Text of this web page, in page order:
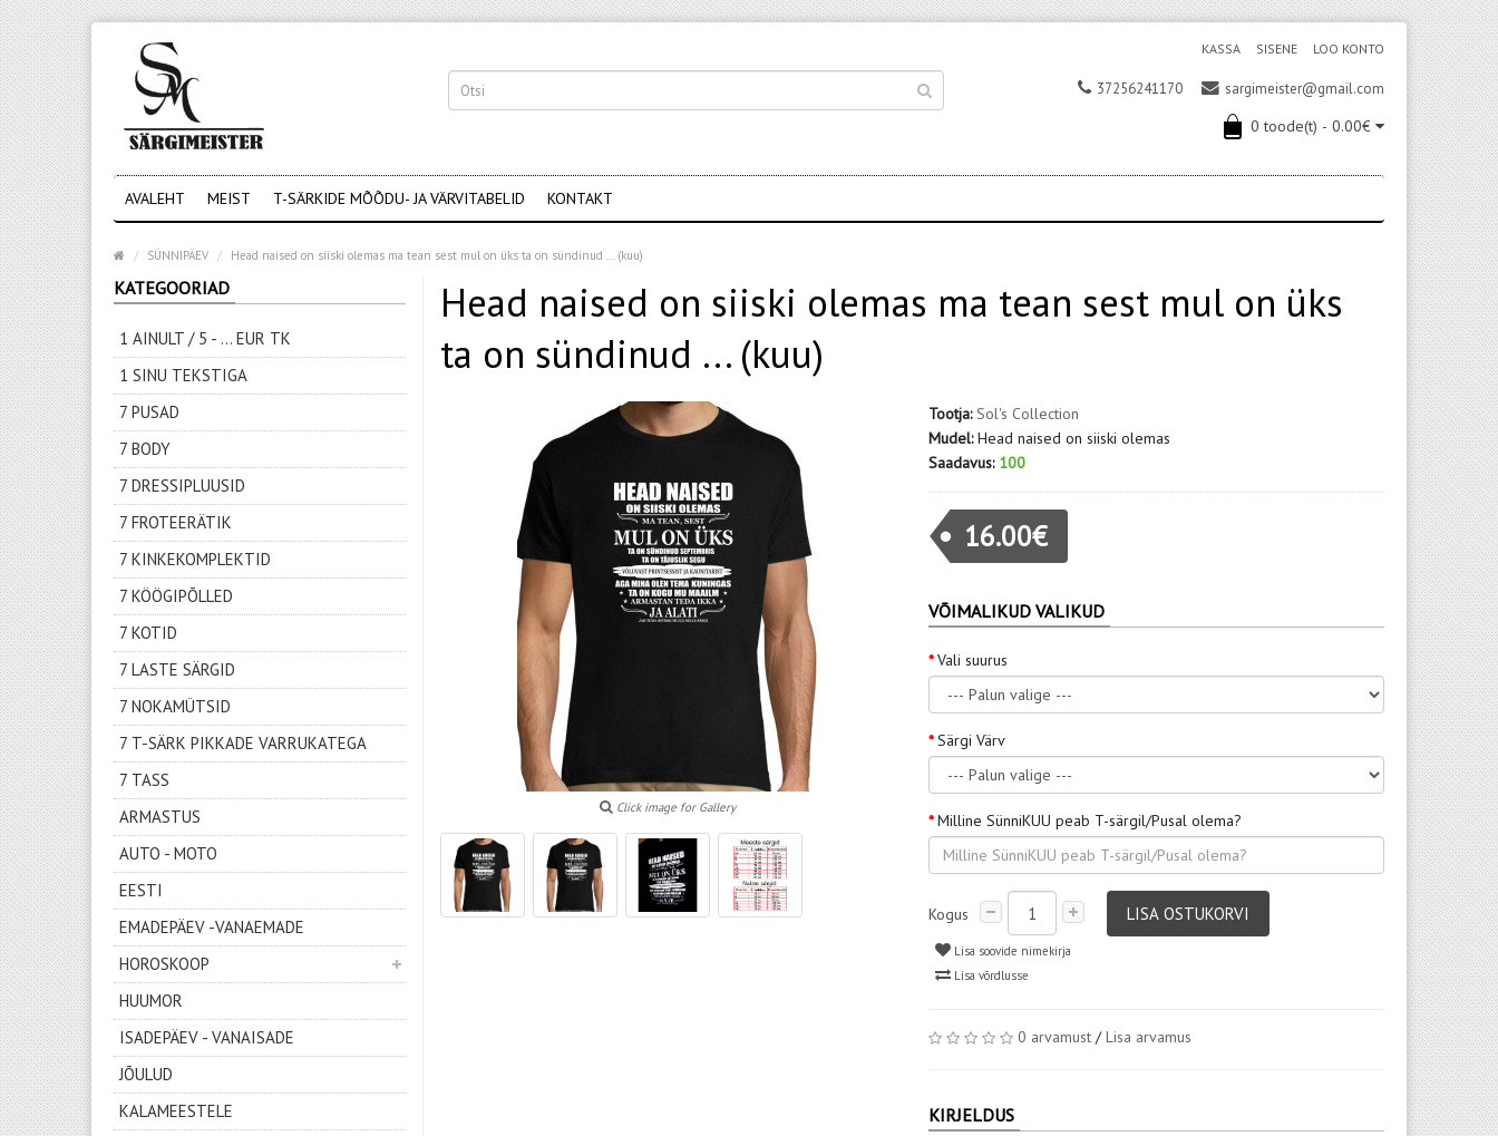
SISENE LOO KONTO
KASSA
37256241170 sargimeister@gmail.com
0 toode(t) - 0.00€
AVALEHT MEIST T-SÄRKIDE MÕÕDU- JA VÄRVITABELID KONTAKT
SÜNNIPÄEV Head naised on siiski olemas ma tean sest mul on üks ta on sündinud ... (kuu)
KATEGOORIAD
1 AINULT / 5 - ... EUR TK
1 SINU TEKSTIGA
7 PUSAD
7 BODY
7 DRESSIPLUUSID
7 FROTEERÄTIK
7 KINKEKOMPLEKTID
7 KÖÖGIPÕLLED
7 KOTID
7 LASTE SÄRGID
7 NOKAMÜTSID
7 T-SÄRK PIKKADE VARRUKATEGA
7 TASS
ARMASTUS
AUTO - MOTO
EESTI
EMADEPÄEV -VANAEMADE
HOROSKOOP
HUUMOR
ISADEPÄEV - VANAISADE
JÕULUD
KALAMEESTELE
Head naised on siiski olemas ma tean sest mul on üks
ta on sündinud ... (kuu)
Click image for Gallery
Tootja: Sol's Collection
Mudel: Head naised on siiski olemas
Saadavus: 100
16.00€
VÕIMALIKUD VALIKUD
Vali suurus
Särgi Värv
Milline SünniKUU peab T-särgil/Pusal olema?
Kogus LISA OSTUKORVI
Lisa soovide nimekirja
Lisa võrdlusse
0 arvamust /Lisa arvamus
KIRJELDUS